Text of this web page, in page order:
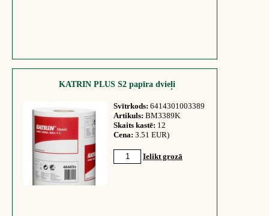
KATRIN PLUS S2 papīra dvieļi
Svītrkods: 6414301003389
Artikuls: BM3389K
Skaits kastē: 12
Cena: 3.51 EUR)
Ielikt grozā